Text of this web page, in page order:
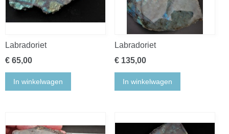
Labradoriet
€ 65,00
In winkelwagen
Labradoriet
€ 135,00
In winkelwagen